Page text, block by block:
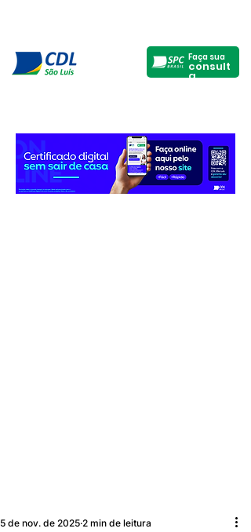
Faça sua
consult
a
5 de nov. de 2025 2 min de leitura